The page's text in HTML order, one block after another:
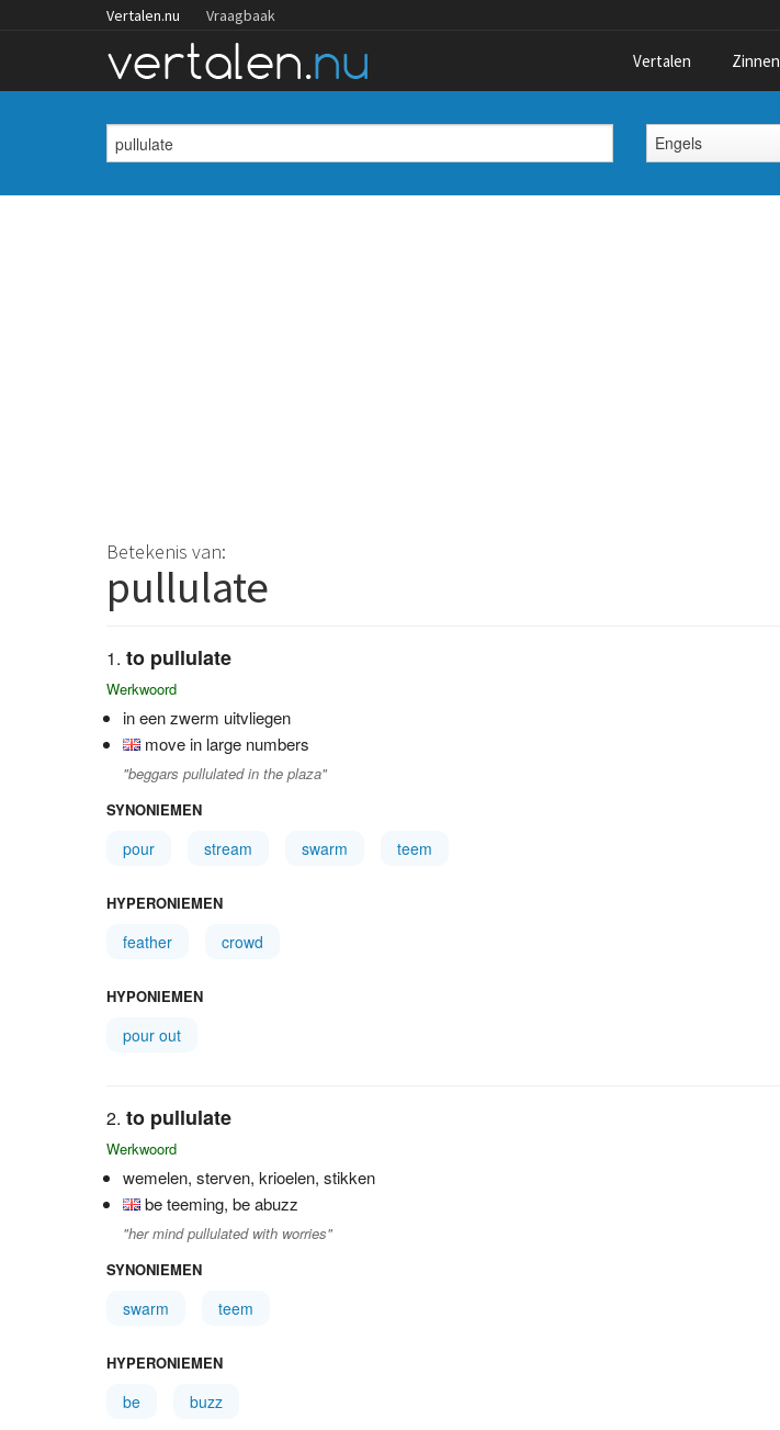
Vertalen.nu Vraagbaak
Vertalen
Engels
Betekenis van:
pullulate
to pullulate
Werkwoord
in een zwerm uitvliegen
move in large numbers
"beggars pullulated in the plaza"
SYNONIEMEN
pour stream swarm teem
HYPERONIEMEN
feather crowd
HYPONIEMEN
pour out
to pullulate
Werkwoord
wemelen, sterven, krioelen, stikken
be teeming, be abuzz
"her mind pullulated with worries"
SYNONIEMEN
swarm teem
HYPERONIEMEN
be buzz